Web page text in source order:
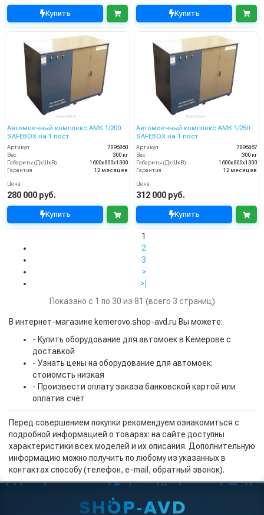
Купить Купить
Автомоечный комплекс АМК 1/200
SAFEBOX на 1 пост
Артикул
7896860
Вес
300 кг
Габариты (ДхШхВ)
1600х800х1300
Гарантия
12 месяцев
Цена
280 000 руб.
Купить
Автомоечный комплекс АМК 1/250
SAFEBOX на 1 пост
Артикул
7896867
Вес
300 кг
Габариты (ДхШхВ)
1600х800х1300
Гарантия
12 месяцев
Цена
312 000 руб.
Купить
1
2
3
>
>|
Показано с 1 по 30 из 81 (всего 3 страниц)
В интернет-магазине kemerovo.shop-avd.ru Вы можете:
- Купить оборудование для автомоек в Кемерове с
доставкой
- Узнать цены на оборудование для автомоек:
стоиомсть низкая
- Произвести оплату заказа банковской картой или
оплатив счёт
Перед совершением покупки рекомендуем ознакомиться с
подробной информацией о товарах: на сайте доступны
характеристики всех моделей и их описания. Дополнительную
информацию можно получить по любому из указанных в
контактах способу (телефон, e-mail, обратный звонок).